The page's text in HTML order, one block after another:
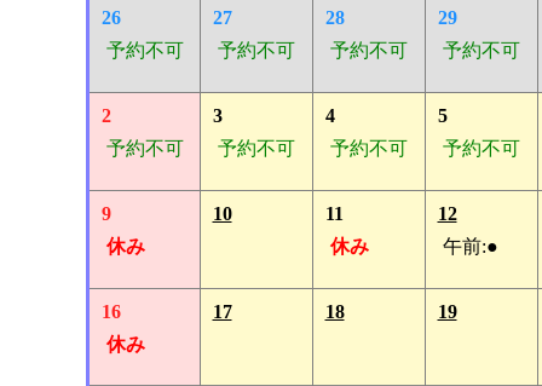
26
予約不可
27
予約不可
28
予約不可
29
予約不可
2
予約不可
3
予約不可
4
予約不可
5
予約不可
9
休み
10
11
休み
12
午前:●
16
休み
17 18 19